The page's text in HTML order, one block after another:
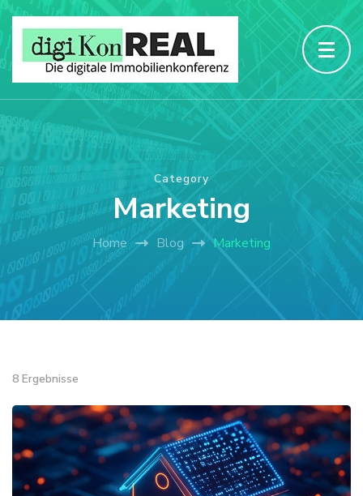
Category
Marketing
Home Blog Marketing
8 Ergebnisse